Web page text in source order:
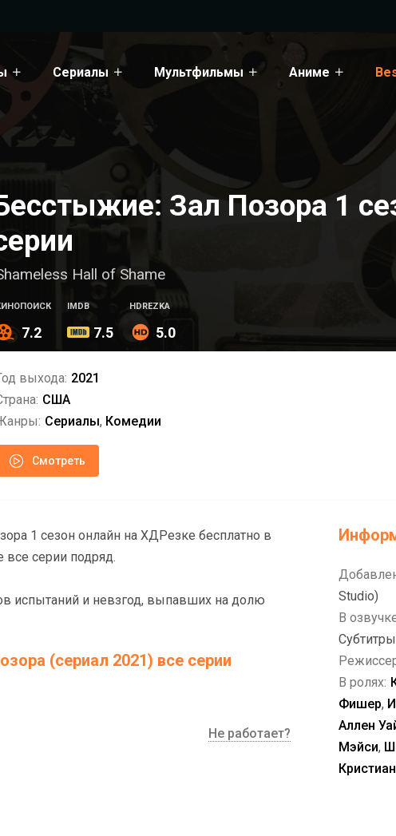
Сериалы Мультфильмы Аниме
Зал Позора 1
Hall of Shame
7.2
IMDB
7.5
HDREZKA
5.0
выхода: 2021
США
Сериалы, Комедии
Смотреть
1 сезон онлайн на ХДРезке бесплатно в
серии подряд.
испытаний и невзгод, выпавших на долю
(сериал 2021) все серии
Не работает?
Studio)
В
Субтитры
В ролях:
Фишер,
Аллен
Мэйси,